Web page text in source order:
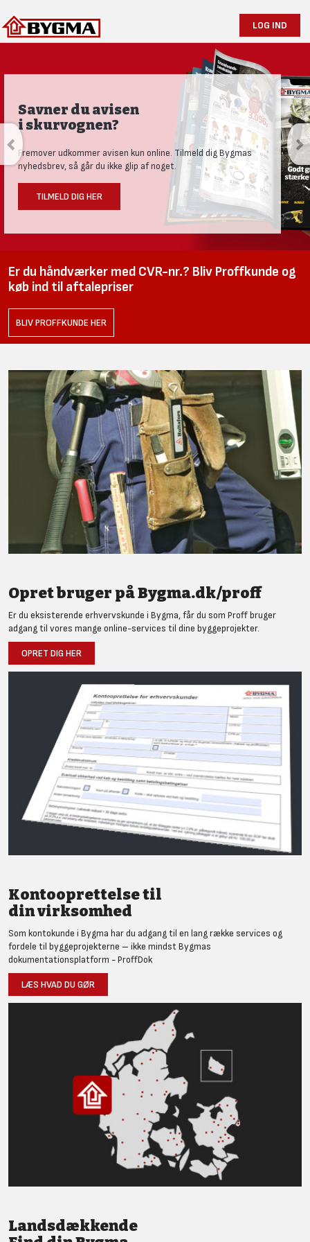
LOG IND
Savner du avisen
i skurvognen?
Fremover udkommer avisen kun online. Tilmeld dig Bygmas
nyhedsbrev, så går du ikke glip af noget.
TILMELD DIG HER
Er du håndværker med CVR-nr.? Bliv Proffkunde og
køb ind til aftalepriser
BLIV PROFFKUNDE HER
Opret bruger på Bygma.dk/proff
Er du eksisterende erhvervskunde i Bygma, får du som Proff bruger
adgang til vores mange online-services til dine byggeprojekter.
OPRET DIG HER
Kontooprettelse til
din virksomhed
Som kontokunde i Bygma har du adgang til en lang række services og
fordele til byggeprojekterne – ikke mindst Bygmas
dokumentationsplatform - ProffDok
LÆS HVAD DU GØR
Landsdækkende